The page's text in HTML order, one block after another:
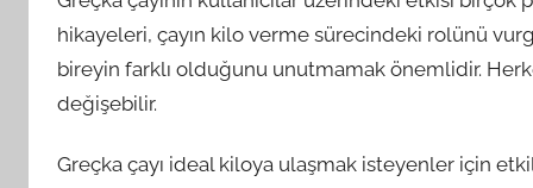
hikayeleri, çayın kilo verme sürecindeki rolünü
bireyin farklı olduğunu unutmamak önemlidir.
değişebilir.
Greçka çayı ideal kiloya ulaşmak isteyenler için